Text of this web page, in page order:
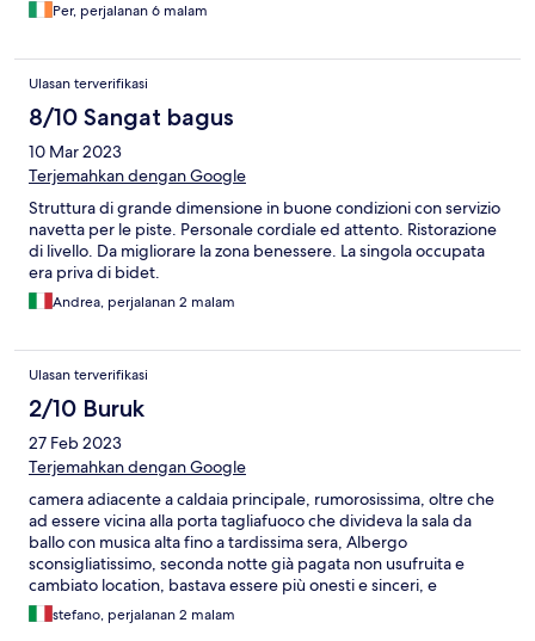
Per, perjalanan 6 malam
Ulasan terverifikasi
8/10 Sangat bagus
10 Mar 2023
Terjemahkan dengan Google
Struttura di grande dimensione in buone condizioni con servizio
navetta per le piste. Personale cordiale ed attento. Ristorazione
di livello. Da migliorare la zona benessere. La singola occupata
era priva di bidet.
Andrea, perjalanan 2 malam
Ulasan terverifikasi
2/10 Buruk
27 Feb 2023
Terjemahkan dengan Google
camera adiacente a caldaia principale, rumorosissima, oltre che
ad essere vicina alla porta tagliafuoco che divideva la sala da
ballo con musica alta fino a tardissima sera, Albergo
sconsigliatissimo, seconda notte già pagata non usufruita e
cambiato location, bastava essere più onesti e sinceri, e
avvertirci che la camera poteva essere rumorosa , ci saremmo
indirizzati diversamente.
stefano, perjalanan 2 malam